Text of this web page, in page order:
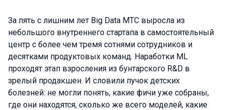
За пять с лишним лет Big Data МТС выросла из
небольшого внутреннего стартапа в самостоятельный
центр с более чем тремя сотнями сотрудников и
десятками продуктовых команд. Наработки ML
проходят этап взросления из бунтарского R&D в
зрелый продакшен. И словили пучок детских
болезней: не могли понять, какие фичи уже собраны,
где они находятся, сколько же всего моделей, какие